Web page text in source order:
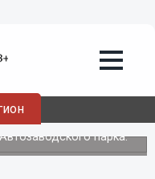
«А ПЛЮС»
серьезной
о проекте и
парка.